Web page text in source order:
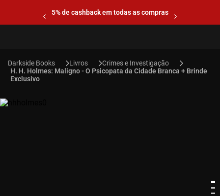
5% de cashback em todas as compras
Livros
Crimes e Investigação
H. H. Holmes: Maligno - O Psicopata da Cidade Branca + Brinde
Exclusivo